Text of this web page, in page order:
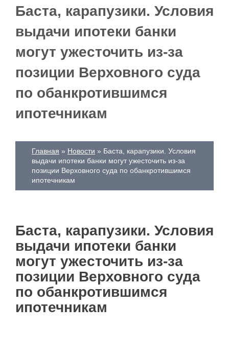
Баста, карапузики. Условия
выдачи ипотеки банки
могут ужесточить из-за
позиции Верховного суда
по обанкротившимся
ипотечникам
Главная Новости
Баста, карапузики. Условия
выдачи ипотеки банки могут ужесточить из-за
позиции Верховного суда по обанкротившимся
ипотечникам
Баста, карапузики. Условия
выдачи ипотеки банки
могут ужесточить из-за
позиции Верховного суда
по обанкротившимся
ипотечникам